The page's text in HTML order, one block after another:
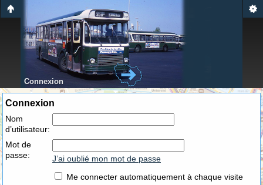
Connexion
Connexion
Nom
d’utilisateur:
Mot de
passe:
J’ai oublié mon mot de passe
Me connecter automatiquement à chaque visite